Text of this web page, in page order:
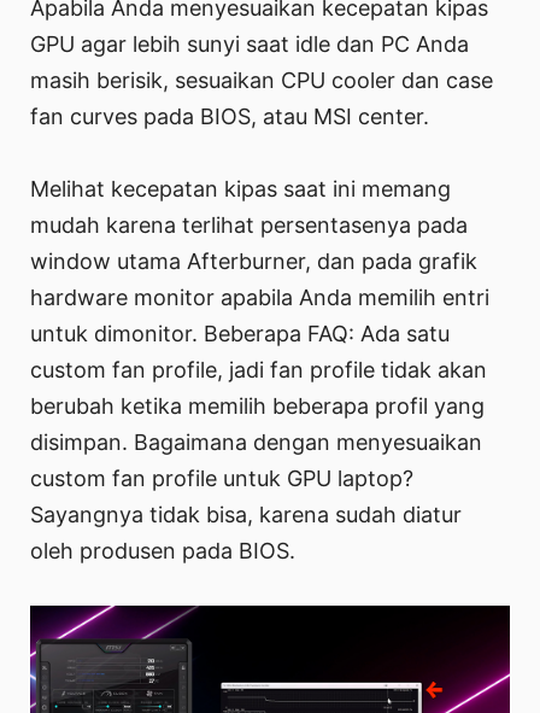
Apabila Anda menyesuaikan kecepatan kipas
GPU agar lebih sunyi saat idle dan PC Anda
masih berisik, sesuaikan CPU cooler dan case
fan curves pada BIOS, atau MSI center.
Melihat kecepatan kipas saat ini memang
mudah karena terlihat persentasenya pada
window utama Afterburner, dan pada grafik
hardware monitor apabila Anda memilih entri
untuk dimonitor. Beberapa FAQ: Ada satu
custom fan profile, jadi fan profile tidak akan
berubah ketika memilih beberapa profil yang
disimpan. Bagaimana dengan menyesuaikan
custom fan profile untuk GPU laptop?
Sayangnya tidak bisa, karena sudah diatur
oleh produsen pada BIOS.